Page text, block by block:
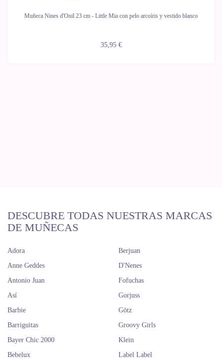
Muñeca Nines d'Onil 23 cm - Little Mia con pelo arcoíris y vestido blanco
35,95 €
DESCUBRE TODAS NUESTRAS MARCAS
DE MUÑECAS
Adora
Anne Geddes
Antonio Juan
Así
Barbie
Barriguitas
Bayer Chic 2000
Bebelux
Berjuan
D'Nenes
Fofuchas
Gorjuss
Götz
Groovy Girls
Klein
Label Label